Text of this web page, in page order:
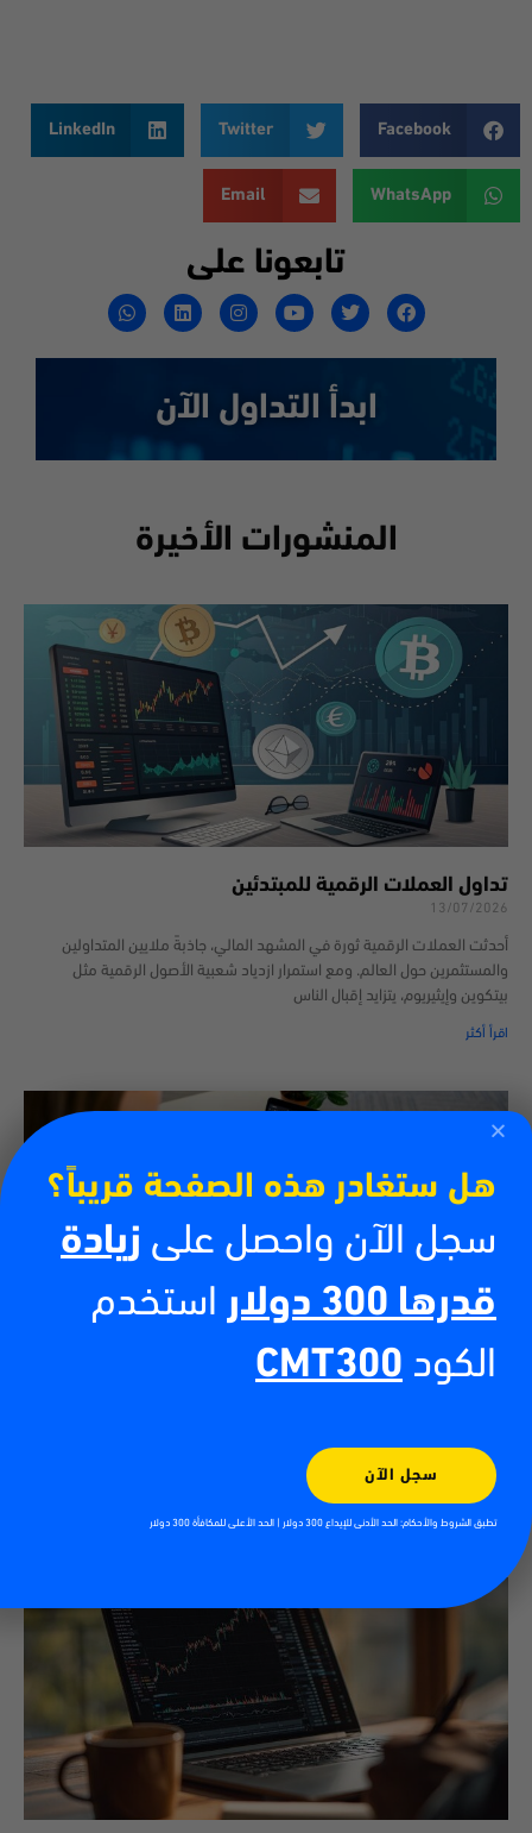
Facebook
Twitter
LinkedIn
WhatsApp
Email
تابعونا على
ابدأ التداول الآن
المنشورات الأخيرة
تداول العملات الرقمية للمبتدئين
13/07/2026
أحدثت العملات الرقمية ثورة في المشهد المالي، جاذبةً ملايين المتداولين
والمستثمرين حول العالم. ومع استمرار ازدياد شعبية الأصول الرقمية مثل
بيتكوين وإيثيريوم، يتزايد إقبال الناس
اقرأ أكثر
كيفية تداول العملات الرقمية
في الأسواق المالية العالمية. فمن البيتكوين والإيثيريوم إلى آلاف العملات
الرقمية الأخرى، أصبح
اقرأ أكثر
هل ستغادر هذه الصفحة قريباً؟
سجل الآن واحصل على زيادة
قدرها 300 دولار
استخدم
الكود CMT300
سجل الآن
تطبق الشروط والأحكام: الحد الأدنى للإيداع 300 دولار | الحد الأعلى للمكافأة 300 دولار